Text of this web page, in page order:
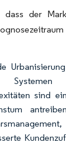
der
sind